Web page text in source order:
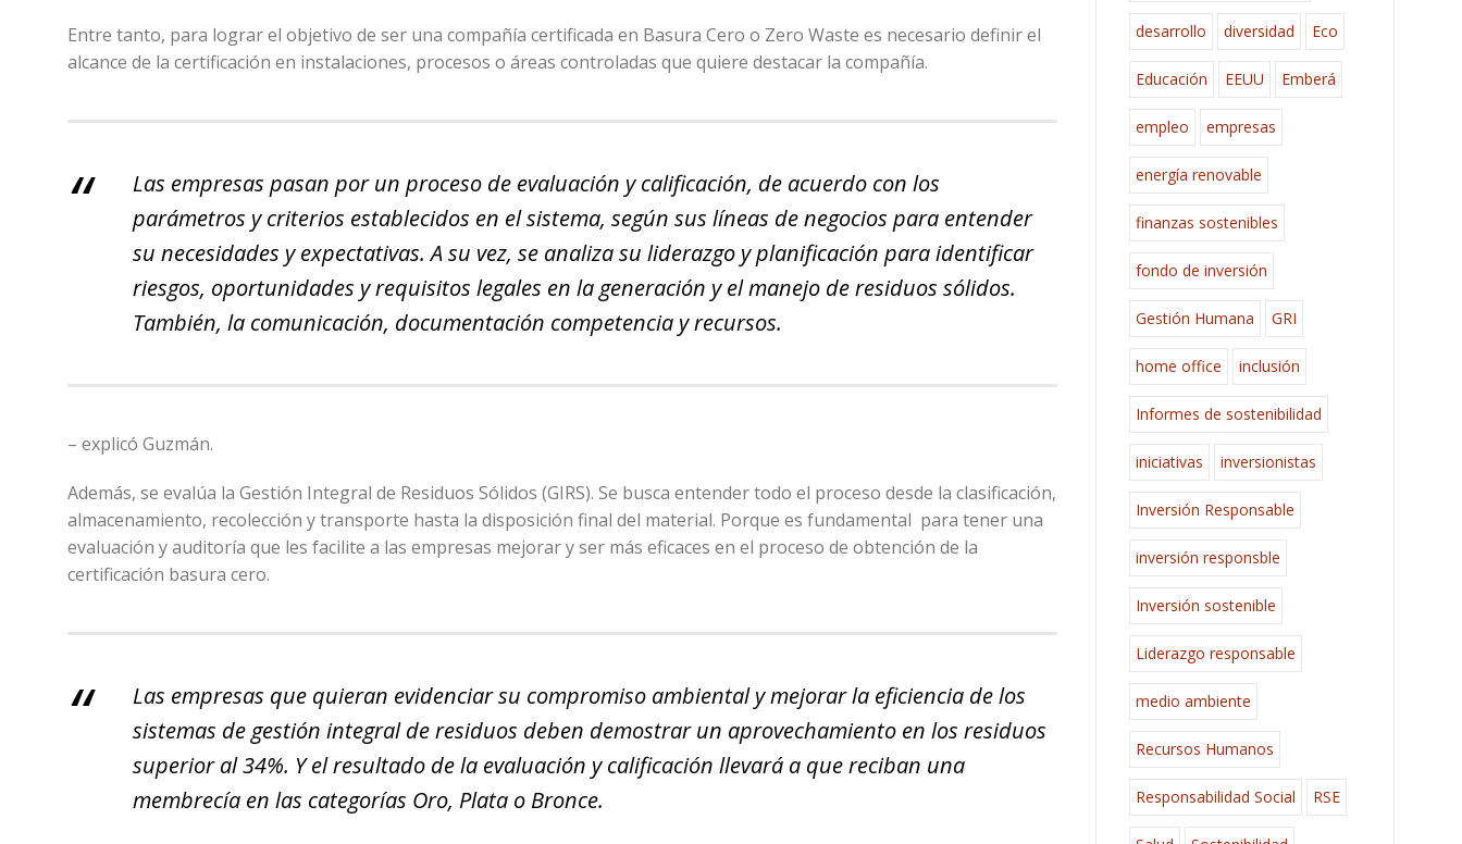
Entre tanto, para lograr el objetivo de ser una compañía certificada en Basura Cero o Zero Waste es necesario definir el
alcance de la certificación en instalaciones, procesos o áreas controladas que quiere destacar la compañía.
Las empresas pasan por un proceso de evaluación y calificación, de acuerdo con los
parámetros y criterios establecidos en el sistema, según sus líneas de negocios para entender
su necesidades y expectativas. A su vez, se analiza su liderazgo y planificación para identificar
riesgos, oportunidades y requisitos legales en la generación y el manejo de residuos sólidos.
También, la comunicación, documentación competencia y recursos.
– explicó Guzmán.
Además, se evalúa la Gestión Integral de Residuos Sólidos (GIRS). Se busca entender todo el proceso desde la clasificación,
almacenamiento, recolección y transporte hasta la disposición final del material. Porque es fundamental para tener una
evaluación y auditoría que les facilite a las empresas mejorar y ser más eficaces en el proceso de obtención de la
certificación basura cero.
Las empresas que quieran evidenciar su compromiso ambiental y mejorar la eficiencia de los
sistemas de gestión integral de residuos deben demostrar un aprovechamiento en los residuos
superior al 34%. Y el resultado de la evaluación y calificación llevará a que reciban una
membrecía en las categorías Oro, Plata o Bronce.
desarrollo diversidad Eco
Educación EEUU Emberá
empleo empresas
energía renovable
finanzas sostenibles
fondo de inversión
Gestión Humana GRI
home office inclusión
Informes de sostenibilidad
iniciativas inversionistas
Inversión Responsable
inversión responsble
Inversión sostenible
Liderazgo responsable
medio ambiente
Recursos Humanos
Responsabilidad Social RSE